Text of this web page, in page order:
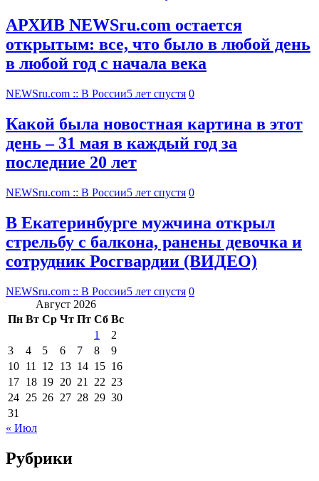
АРХИВ NEWSru.com остается
открытым: все, что было в любой день
в любой год с начала века
NEWSru.com :: В России5 лет спустя 0
Какой была новостная картина в этот
день – 31 мая в каждый год за
последние 20 лет
NEWSru.com :: В России5 лет спустя 0
В Екатеринбурге мужчина открыл
стрельбу с балкона, ранены девочка и
сотрудник Росгвардии (ВИДЕО)
NEWSru.com :: В России5 лет спустя 0
Август 2026
Пн Вт Ср Чт Пт Сб Вс
1
2
3
4 5 6 7 8
9
10 11 12 13 14 15 16
17 18 19 20 21 22 23
24 25 26 27 28 29 30
31
« Июл
Рубрики